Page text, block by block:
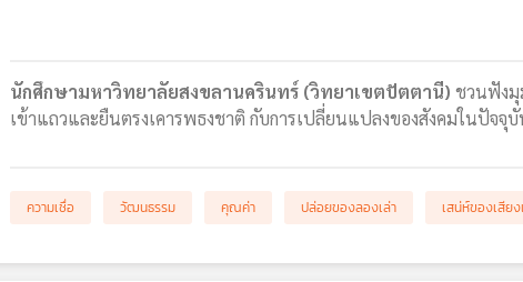
นักศึกษามหาวิทยาลัยสงขลานครินทร์ (วิทยาเขตปัตตานี) ชวนฟังมุ
เข้าแถวและยืนตรงเคารพธงชาติ กับการเปลี่ยนแปลงของสังคมในปัจจุ
ความเชื่อ วัฒนธรรม คุณค่า ปล่อยของลองเล่า เสน่ห์ของเสียง